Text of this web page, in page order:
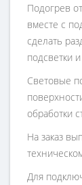
Подогрев
вместе с
сделать
подсветки
Световые
обработки
На заказ
Для